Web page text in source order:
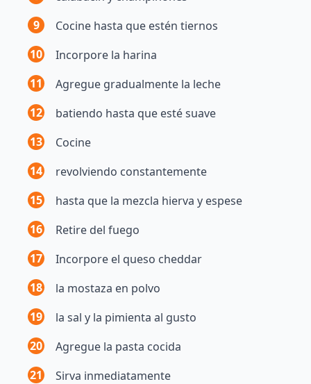
9
Cocine hasta que estén tiernos
10
Incorpore la harina
11
Agregue gradualmente la leche
12
batiendo hasta que esté suave
13
Cocine
14
revolviendo constantemente
15
hasta que la mezcla hierva y espese
16
Retire del fuego
17
Incorpore el queso cheddar
18
la mostaza en polvo
19
la sal y la pimienta al gusto
20
Agregue la pasta cocida
21
Sirva inmediatamente